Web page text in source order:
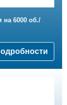
на 6000 об./